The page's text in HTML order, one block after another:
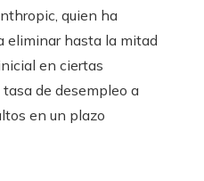
quien ha
eliminar hasta la mitad
en ciertas
de desempleo a
en un plazo